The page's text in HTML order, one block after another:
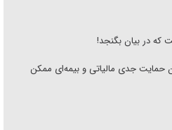
که در بیان بگنجد!
حمایت جدی مالیاتی و بیمه‌ای ممکن